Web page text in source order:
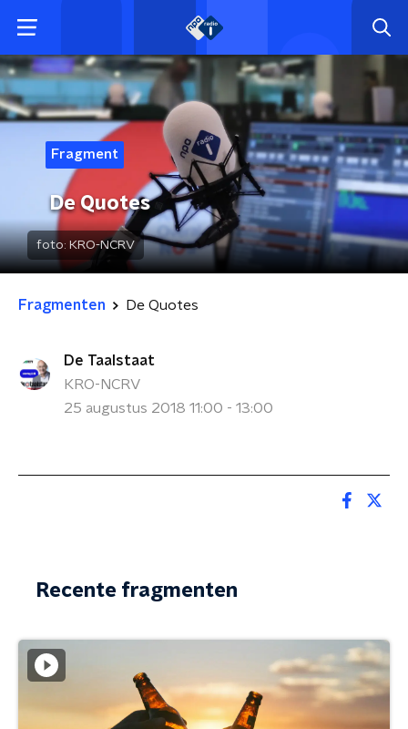
Fragment
De Quotes
foto: KRO-NCRV
Fragmenten De Quotes
De Taalstaat
KRO-NCRV
25 augustus 2018 11:00 - 13:00
Recente fragmenten